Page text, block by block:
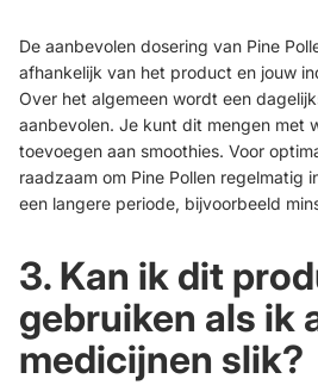
De aanbevolen dosering van Pine
afhankelijk van het product en jouw
Over het algemeen wordt een
aanbevolen. Je kunt dit mengen met
toevoegen aan smoothies. Voor
raadzaam om Pine Pollen regelmatig
een langere periode, bijvoorbeeld
3. Kan ik dit
gebruiken als ik
medicijnen slik?